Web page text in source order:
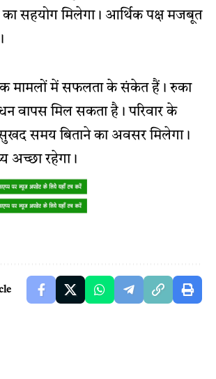
का सहयोग मिलेगा। आर्थिक पक्ष मजबूत
मामलों में सफलता के संकेत हैं। रुका
वापस मिल सकता है। परिवार के
समय बिताने का अवसर मिलेगा।
अच्छा रहेगा।